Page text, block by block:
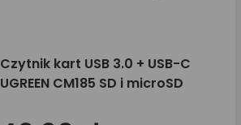
Czytnik kart USB 3.0 + USB-C
UGREEN CM185 SD i microSD